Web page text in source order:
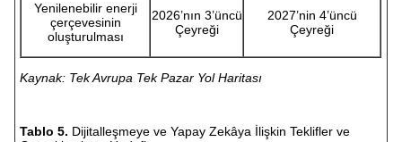
Yenilenebilir enerji
çerçevesinin
oluşturulması
2026’nın 3’üncü
Çeyreği
2027’nin 4’üncü
Çeyreği
Kaynak: Tek Avrupa Tek Pazar Yol Haritası
Tablo 5. Dijitalleşmeye ve Yapay Zekâya İlişkin Teklifler ve